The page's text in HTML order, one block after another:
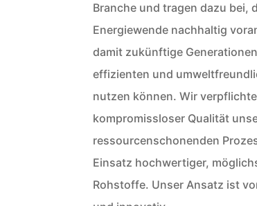
Branche und tragen dazu bei,
Energiewende nachhaltig
damit zukünftige
effizienten und
nutzen können. Wir
kompromissloser Qualität
ressourcenschonenden
Einsatz hochwertiger,
Rohstoffe. Unser Ansatz ist